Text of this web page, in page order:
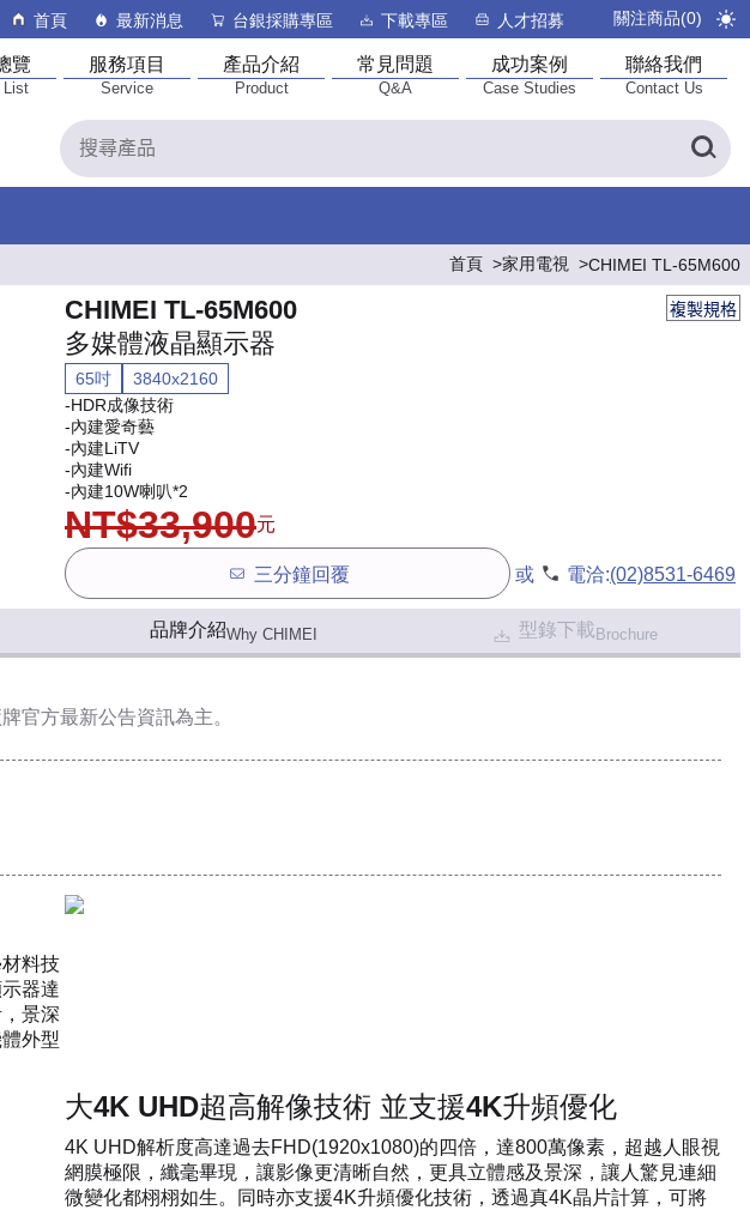
首頁 最新消息 台銀採購專區 下載專區 人才招募 關注商品(0)
覽
List
服務項目
Service
產品介紹
Product
常見問題
Q&A
成功案例
Case Studies
聯絡我們
Contact Us
首頁 家用電視 CHIMEI TL-65M600
複製規格
CHIMEI TL-65M600
多媒體液晶顯示器
65吋
3840x2160
-HDR成像技術
-內建愛奇藝
-內建LiTV
-內建Wifi
-內建10W喇叭*2
NT$33,900元
三分鐘回覆 或 電洽:(02)8531-6469
品牌介紹Why CHIMEI 型錄下載 Brochure
官方最新公告資訊為主。
料技
器達
景深
外型
大4K UHD超高解像技術 並支援4K升頻優化
4K UHD解析度高達過去FHD(1920x1080)的四倍，達800萬像素，超越人眼視
網膜極限，纖毫畢現，讓影像更清晰自然，更具立體感及景深，讓人驚見連細
微變化都栩栩如生。同時亦支援4K升頻優化技術，透過真4K晶片計算，可將